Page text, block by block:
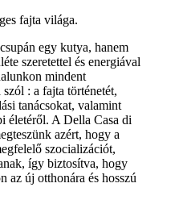
fajta világa.
egy kutya, hanem
szeretettel és energiával
mindent
: a fajta történetét,
tanácsokat, valamint
életéről. A Della Casa di
azért, hogy a
szocializációt,
így biztosítva, hogy
az új otthonára és hosszú